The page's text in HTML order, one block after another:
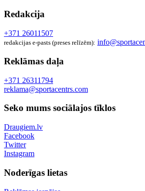
Redakcija
+371 26011507
redakcijas e-pasts (preses relīzēm):
Reklāmas daļa
+371 26311794
reklama@sportacentrs.com
Seko mums sociālajos tīklos
Draugiem.lv
Facebook
Twitter
Instagram
Noderīgas lietas